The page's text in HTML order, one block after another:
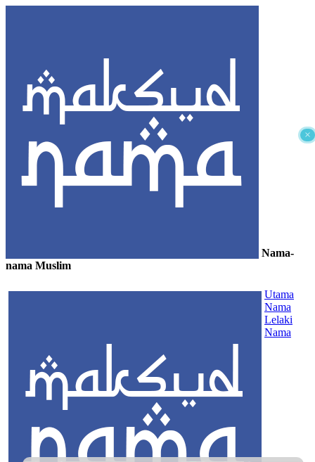
×
Nama-
nama Muslim
Utama
Nama
Lelaki
Nama